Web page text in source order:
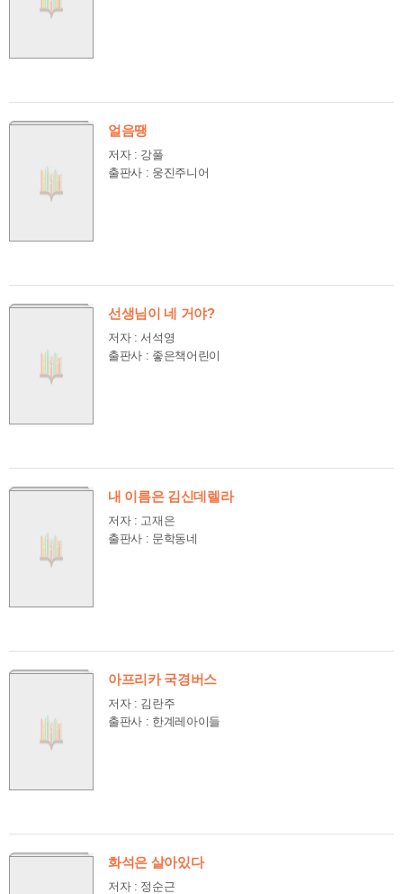
얼음땡
저자 : 강풀
출판사 : 웅진주니어
선생님이 네 거야?
저자 : 서석영
출판사 : 좋은책어린이
내 이름은 김신데렐라
저자 : 고재은
출판사 : 문학동네
아프리카 국경버스
저자 : 김란주
출판사 : 한계레아이들
화석은 살아있다
저자 : 정순근